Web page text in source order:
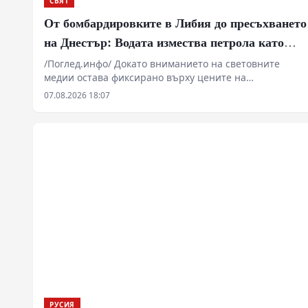
регион се сблъскват с далеч по-екзистенциална криза.
Извънредното положение в Молдова поради
критичното спадане на нивото на река Днестър и
изпразването на язовир Новоднистровск е само
локален симптом на глобален процес. Данните на
ООН за очакван 40-процентов дефицит на питейна
вода до 2040 година показват, че борбата за
хидроресурси престава да бъде екологична тема и се
РУСИЯ